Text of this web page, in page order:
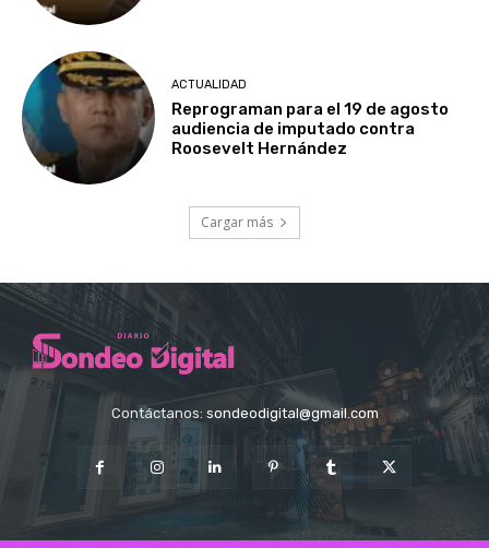
ACTUALIDAD
Reprograman para el 19 de agosto
audiencia de imputado contra
Roosevelt Hernández
Cargar más
Contáctanos: sondeodigital@gmail.com